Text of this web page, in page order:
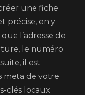
une fiche
précise, en y
l’adresse de
le numéro
il est
meta de votre
clés locaux